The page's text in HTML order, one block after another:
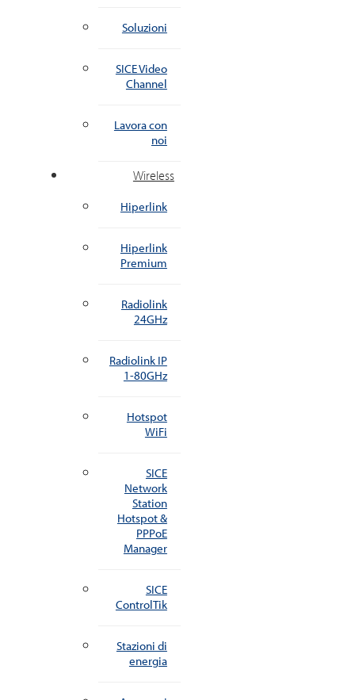
Soluzioni
SICE Video
Channel
Lavora con
noi
Wireless
Hiperlink
Hiperlink
Premium
Radiolink
24GHz
Radiolink IP
1-80GHz
Hotspot
WiFi
SICE
Network
Station
Hotspot &
PPPoE
Manager
SICE
ControlTik
Stazioni di
energia